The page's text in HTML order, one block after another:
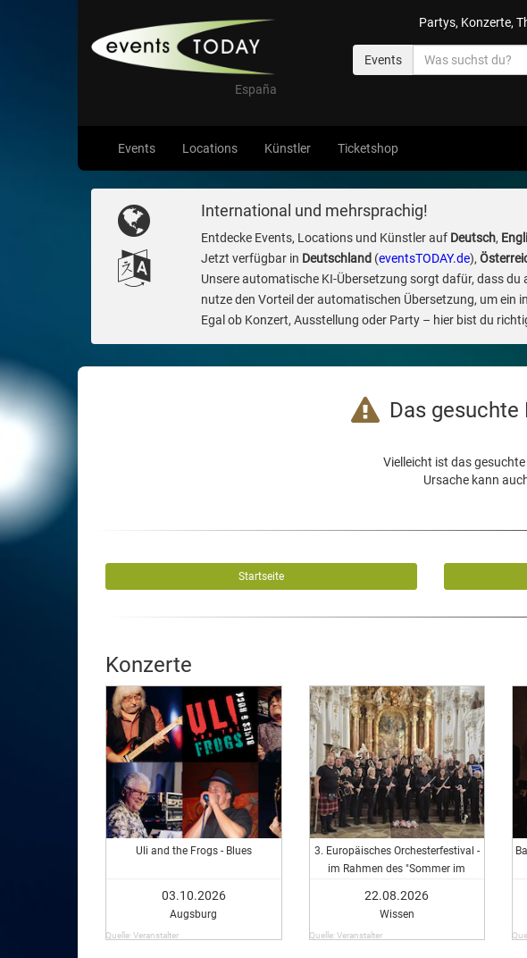
España
Partys, Konzerte,
Events
Events Locations Künstler Ticketshop
International und mehrsprachig!
Entdecke Events, Locations und Künstler auf Deutsch,
Jetzt verfügbar in Deutschland (eventsTODAY.de),
Unsere automatische KI-Übersetzung sorgt dafür, dass du
nutze den Vorteil der automatischen Übersetzung, um ein
Egal ob Konzert, Ausstellung oder Party – hier bist du
Das
Vielleicht ist das
Ursache kann
Startseite
Konzerte
Uli and the Frogs - Blues
03.10.2026
Augsburg
Quelle: Veranstalter
3. Europäisches Orchesterfestival -
im Rahmen des "Sommer im
22.08.2026
Wissen
Quelle: Veranstalter